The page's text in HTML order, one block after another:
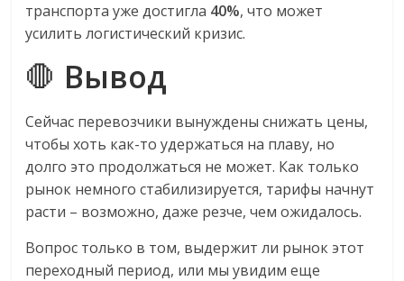
транспорта уже достигла 40%, что может
усилить логистический кризис.
🛑 Вывод
Сейчас перевозчики вынуждены снижать цены,
чтобы хоть как-то удержаться на плаву, но
долго это продолжаться не может. Как только
рынок немного стабилизируется, тарифы начнут
расти – возможно, даже резче, чем ожидалось.
Вопрос только в том, выдержит ли рынок этот
переходный период, или мы увидим еще